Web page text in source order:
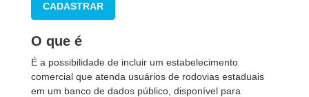
CADASTRAR
O que é
É a possibilidade de incluir um estabelecimento
comercial que atenda usuários de rodovias estaduais
em um banco de dados público, disponível para